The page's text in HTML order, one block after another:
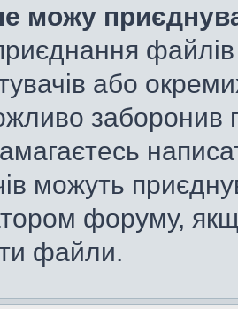
можу
або
заборонив
можуть
форуму,
файли.